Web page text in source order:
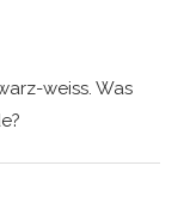
weiss. Was